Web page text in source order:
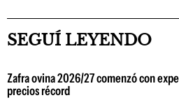
SEGUÍ LEYENDO
Zafra ovina 2026/27 comenzó con
precios récord